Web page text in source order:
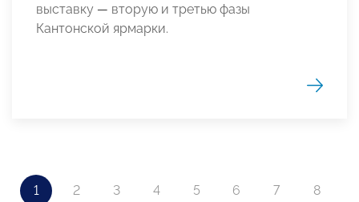
выставку — вторую и третью фазы
Кантонской ярмарки.
1 2 3 4 5 6 7 8